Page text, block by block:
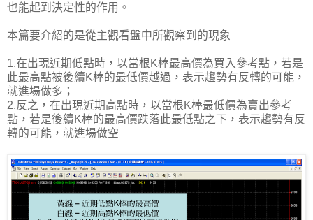
也能起到決定性的作用。
本篇要介紹的是從主觀看盤中所觀察到的現象
1.在出現近期低點時，以當根K棒最高價為買入參考點，若是
此最高點被後續K棒的最低價越過，表示趨勢有反轉的可能，
就進場做多；
2.反之，在出現近期高點時，以當根K棒最低價為賣出參考
點，若是後續K棒的最高價跌落此最低點之下，表示趨勢有反
轉的可能，就進場做空